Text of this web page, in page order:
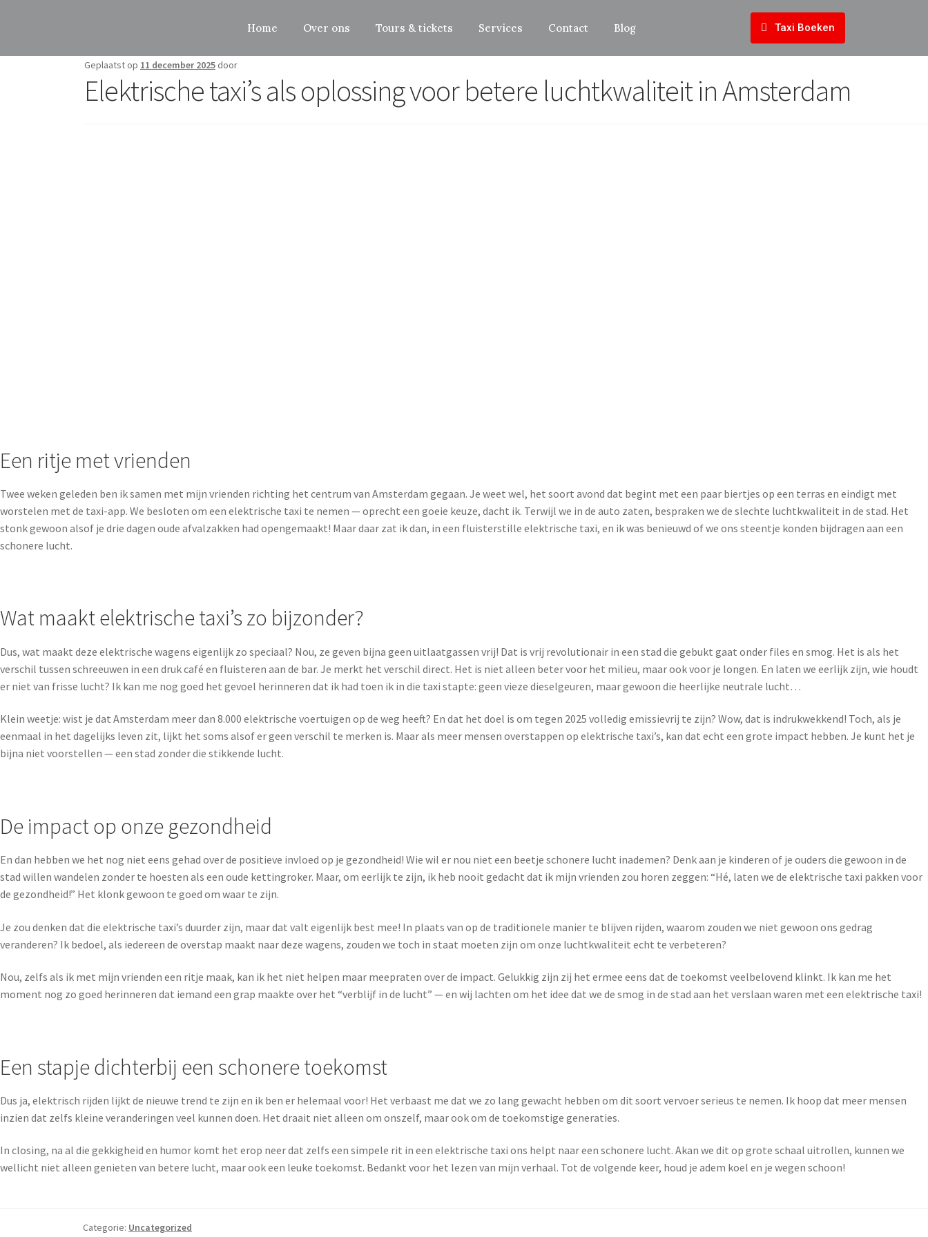
Home Over ons Tours & tickets Services Contact Blog Taxi Boeken
Geplaatst op 11 december 2025 door
Elektrische taxi’s als oplossing voor betere luchtkwaliteit in Amsterdam
Een ritje met vrienden
Twee weken geleden ben ik samen met mijn vrienden richting het centrum van Amsterdam gegaan. Je weet wel, het soort avond dat begint met een paar biertjes op een terras en eindigt met
worstelen met de taxi-app. We besloten om een elektrische taxi te nemen — oprecht een goeie keuze, dacht ik. Terwijl we in de auto zaten, bespraken we de slechte luchtkwaliteit in de stad. Het
stonk gewoon alsof je drie dagen oude afvalzakken had opengemaakt! Maar daar zat ik dan, in een fluisterstille elektrische taxi, en ik was benieuwd of we ons steentje konden bijdragen aan een
schonere lucht.
Wat maakt elektrische taxi’s zo bijzonder?
Dus, wat maakt deze elektrische wagens eigenlijk zo speciaal? Nou, ze geven bijna geen uitlaatgassen vrij! Dat is vrij revolutionair in een stad die gebukt gaat onder files en smog. Het is als het
verschil tussen schreeuwen in een druk café en fluisteren aan de bar. Je merkt het verschil direct. Het is niet alleen beter voor het milieu, maar ook voor je longen. En laten we eerlijk zijn, wie houdt
er niet van frisse lucht? Ik kan me nog goed het gevoel herinneren dat ik had toen ik in die taxi stapte: geen vieze dieselgeuren, maar gewoon die heerlijke neutrale lucht…
Klein weetje: wist je dat Amsterdam meer dan 8.000 elektrische voertuigen op de weg heeft? En dat het doel is om tegen 2025 volledig emissievrij te zijn? Wow, dat is indrukwekkend! Toch, als je
eenmaal in het dagelijks leven zit, lijkt het soms alsof er geen verschil te merken is. Maar als meer mensen overstappen op elektrische taxi’s, kan dat echt een grote impact hebben. Je kunt het je
bijna niet voorstellen — een stad zonder die stikkende lucht.
De impact op onze gezondheid
En dan hebben we het nog niet eens gehad over de positieve invloed op je gezondheid! Wie wil er nou niet een beetje schonere lucht inademen? Denk aan je kinderen of je ouders die gewoon in de
stad willen wandelen zonder te hoesten als een oude kettingroker. Maar, om eerlijk te zijn, ik heb nooit gedacht dat ik mijn vrienden zou horen zeggen: “Hé, laten we de elektrische taxi pakken voor
de gezondheid!” Het klonk gewoon te goed om waar te zijn.
Je zou denken dat die elektrische taxi’s duurder zijn, maar dat valt eigenlijk best mee! In plaats van op de traditionele manier te blijven rijden, waarom zouden we niet gewoon ons gedrag
veranderen? Ik bedoel, als iedereen de overstap maakt naar deze wagens, zouden we toch in staat moeten zijn om onze luchtkwaliteit echt te verbeteren?
Nou, zelfs als ik met mijn vrienden een ritje maak, kan ik het niet helpen maar meepraten over de impact. Gelukkig zijn zij het ermee eens dat de toekomst veelbelovend klinkt. Ik kan me het
moment nog zo goed herinneren dat iemand een grap maakte over het “verblijf in de lucht” — en wij lachten om het idee dat we de smog in de stad aan het verslaan waren met een elektrische taxi!
Een stapje dichterbij een schonere toekomst
Dus ja, elektrisch rijden lijkt de nieuwe trend te zijn en ik ben er helemaal voor! Het verbaast me dat we zo lang gewacht hebben om dit soort vervoer serieus te nemen. Ik hoop dat meer mensen
inzien dat zelfs kleine veranderingen veel kunnen doen. Het draait niet alleen om onszelf, maar ook om de toekomstige generaties.
In closing, na al die gekkigheid en humor komt het erop neer dat zelfs een simpele rit in een elektrische taxi ons helpt naar een schonere lucht. Akan we dit op grote schaal uitrollen, kunnen we
wellicht niet alleen genieten van betere lucht, maar ook een leuke toekomst. Bedankt voor het lezen van mijn verhaal. Tot de volgende keer, houd je adem koel en je wegen schoon!
Categorie: Uncategorized